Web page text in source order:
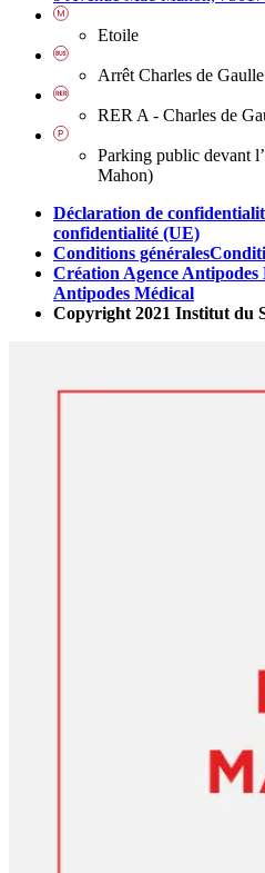
Etoile
Arrêt Charles de
RER A - Charles de
Parking public devant
Mahon)
Déclaration de
confidentialité (UE)
Conditions générales
Création Agence Antipodes
Antipodes Médical
Copyright 2021 Institut du